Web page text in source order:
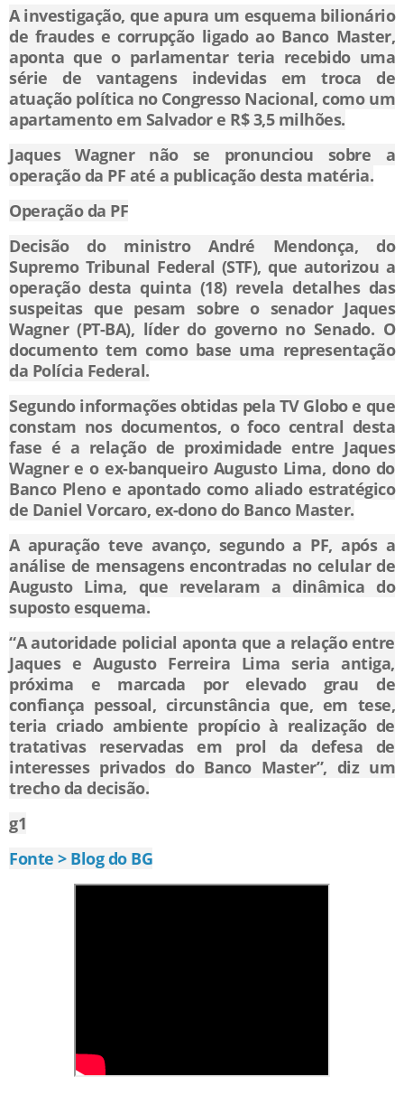
A investigação, que apura um esquema bilionário
de fraudes e corrupção ligado ao Banco Master,
aponta que o parlamentar teria recebido uma
série de vantagens indevidas em troca de
atuação política no Congresso Nacional, como um
apartamento em Salvador e R$ 3,5 milhões.
Jaques Wagner não se pronunciou sobre a
operação da PF até a publicação desta matéria.
Operação da PF
Decisão do ministro André Mendonça, do
Supremo Tribunal Federal (STF), que autorizou a
operação desta quinta (18) revela detalhes das
suspeitas que pesam sobre o senador Jaques
Wagner (PT-BA), líder do governo no Senado. O
documento tem como base uma representação
da Polícia Federal.
Segundo informações obtidas pela TV Globo e que
constam nos documentos, o foco central desta
fase é a relação de proximidade entre Jaques
Wagner e o ex-banqueiro Augusto Lima, dono do
Banco Pleno e apontado como aliado estratégico
de Daniel Vorcaro, ex-dono do Banco Master.
A apuração teve avanço, segundo a PF, após a
análise de mensagens encontradas no celular de
Augusto Lima, que revelaram a dinâmica do
suposto esquema.
“A autoridade policial aponta que a relação entre
Jaques e Augusto Ferreira Lima seria antiga,
próxima e marcada por elevado grau de
confiança pessoal, circunstância que, em tese,
teria criado ambiente propício à realização de
tratativas reservadas em prol da defesa de
interesses privados do Banco Master”, diz um
trecho da decisão.
g1
Fonte > Blog do BG